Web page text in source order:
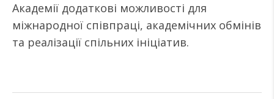
Академії додаткові можливості для
міжнародної співпраці, академічних обмінів
та реалізації спільних ініціатив.